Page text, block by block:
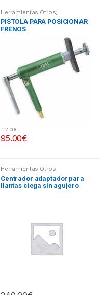
Herramientas Otros,
Herramientas Frenos y
Refrigeración
PISTOLA PARA POSICIONAR
FRENOS
95.00€
112.00€
Herramientas Otros
Centrador adaptador para
llantas ciega sin agujero